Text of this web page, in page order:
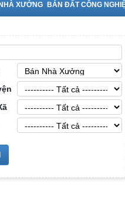
XƯỞNG BÁN ĐẤT CÔNG
Cho Thuê Nhà Xưởng tại Hưng Yên